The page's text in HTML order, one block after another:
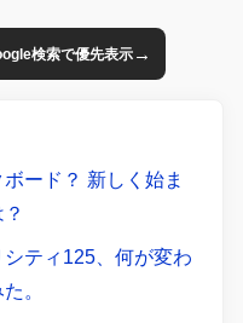
検索で優先表示→
ード？ 新しく始ま
ティ125、何が変わ
。